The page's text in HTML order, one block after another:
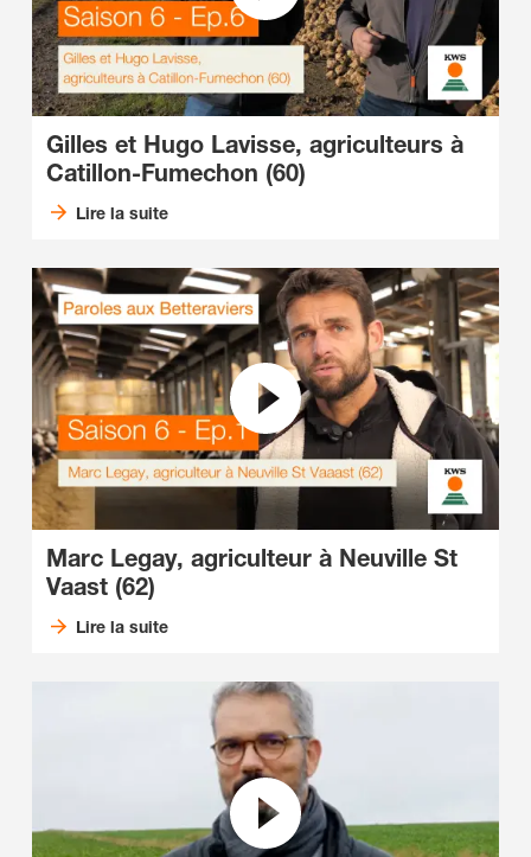
Gilles et Hugo Lavisse, agriculteurs à
Catillon-Fumechon (60)
Lire la suite
Marc Legay, agriculteur à Neuville St
Vaast (62)
Lire la suite